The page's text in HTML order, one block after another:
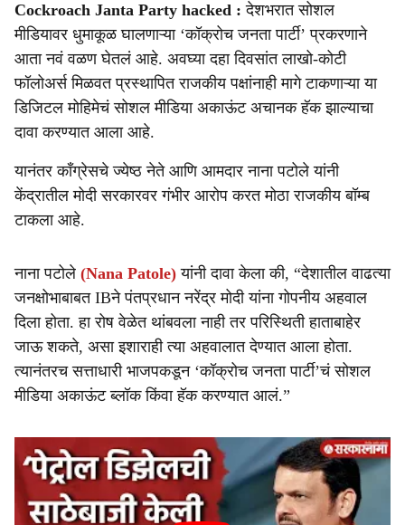
a
r
e
Cockroach Janta Party hacked : देशभरात सोशल
मीडियावर धुमाकूळ घालणाऱ्या ‘कॉक्रोच जनता पार्टी’ प्रकरणाने
आता नवं वळण घेतलं आहे. अवघ्या दहा दिवसांत लाखो-कोटी
फॉलोअर्स मिळवत प्रस्थापित राजकीय पक्षांनाही मागे टाकणाऱ्या या
डिजिटल मोहिमेचं सोशल मीडिया अकाऊंट अचानक हॅक झाल्याचा
दावा करण्यात आला आहे.
यानंतर काँग्रेसचे ज्येष्ठ नेते आणि आमदार नाना पटोले यांनी
केंद्रातील मोदी सरकारवर गंभीर आरोप करत मोठा राजकीय बॉम्ब
टाकला आहे.
नाना पटोले (Nana Patole) यांनी दावा केला की, “देशातील वाढत्या
जनक्षोभाबाबत IBने पंतप्रधान नरेंद्र मोदी यांना गोपनीय अहवाल
दिला होता. हा रोष वेळेत थांबवला नाही तर परिस्थिती हाताबाहेर
जाऊ शकते, असा इशाराही त्या अहवालात देण्यात आला होता.
त्यानंतरच सत्ताधारी भाजपकडून ‘कॉक्रोच जनता पार्टी’चं सोशल
मीडिया अकाऊंट ब्लॉक किंवा हॅक करण्यात आलं.”